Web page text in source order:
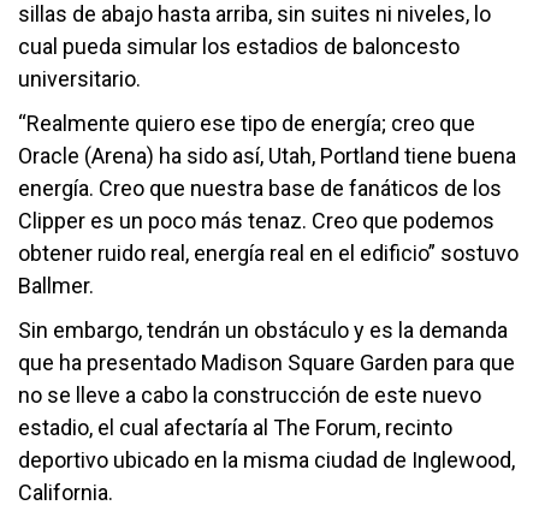
sillas de abajo hasta arriba, sin suites ni niveles, lo
cual pueda simular los estadios de baloncesto
universitario.
“Realmente quiero ese tipo de energía; creo que
Oracle (Arena) ha sido así, Utah, Portland tiene buena
energía. Creo que nuestra base de fanáticos de los
Clipper es un poco más tenaz. Creo que podemos
obtener ruido real, energía real en el edificio” sostuvo
Ballmer.
Sin embargo, tendrán un obstáculo y es la demanda
que ha presentado Madison Square Garden para que
no se lleve a cabo la construcción de este nuevo
estadio, el cual afectaría al The Forum, recinto
deportivo ubicado en la misma ciudad de Inglewood,
California.